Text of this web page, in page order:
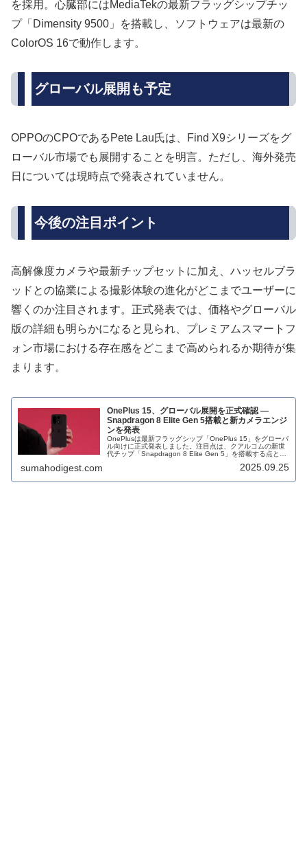
を採用。心臓部にはMediaTekの最新フラッグシップチッ
プ「Dimensity 9500」を搭載し、ソフトウェアは最新の
ColorOS 16で動作します。
グローバル展開も予定
OPPOのCPOであるPete Lau氏は、Find X9シリーズをグ
ローバル市場でも展開することを明言。ただし、海外発売
日については現時点で発表されていません。
今後の注目ポイント
高解像度カメラや最新チップセットに加え、ハッセルブラ
ッドとの協業による撮影体験の進化がどこまでユーザーに
響くのか注目されます。正式発表では、価格やグローバル
版の詳細も明らかになると見られ、プレミアムスマートフ
ォン市場における存在感をどこまで高められるか期待が集
まります。
OnePlus 15、グローバル展開を正式確認 —
Snapdragon 8 Elite Gen 5搭載と新カメラエンジ
ンを発表
OnePlusは最新フラッグシップ「OnePlus 15」をグローバ
ル向けに正式発表しました。注目点は、クアルコムの新世
代チップ「Snapdragon 8 Elite Gen 5」を搭載する点と、
理エンジン「DetailMax Engine」を導入する点です。今回
行われ、中国向け仕様の一部も同時に披露されました。
sumahodigest.com 2025.09.25